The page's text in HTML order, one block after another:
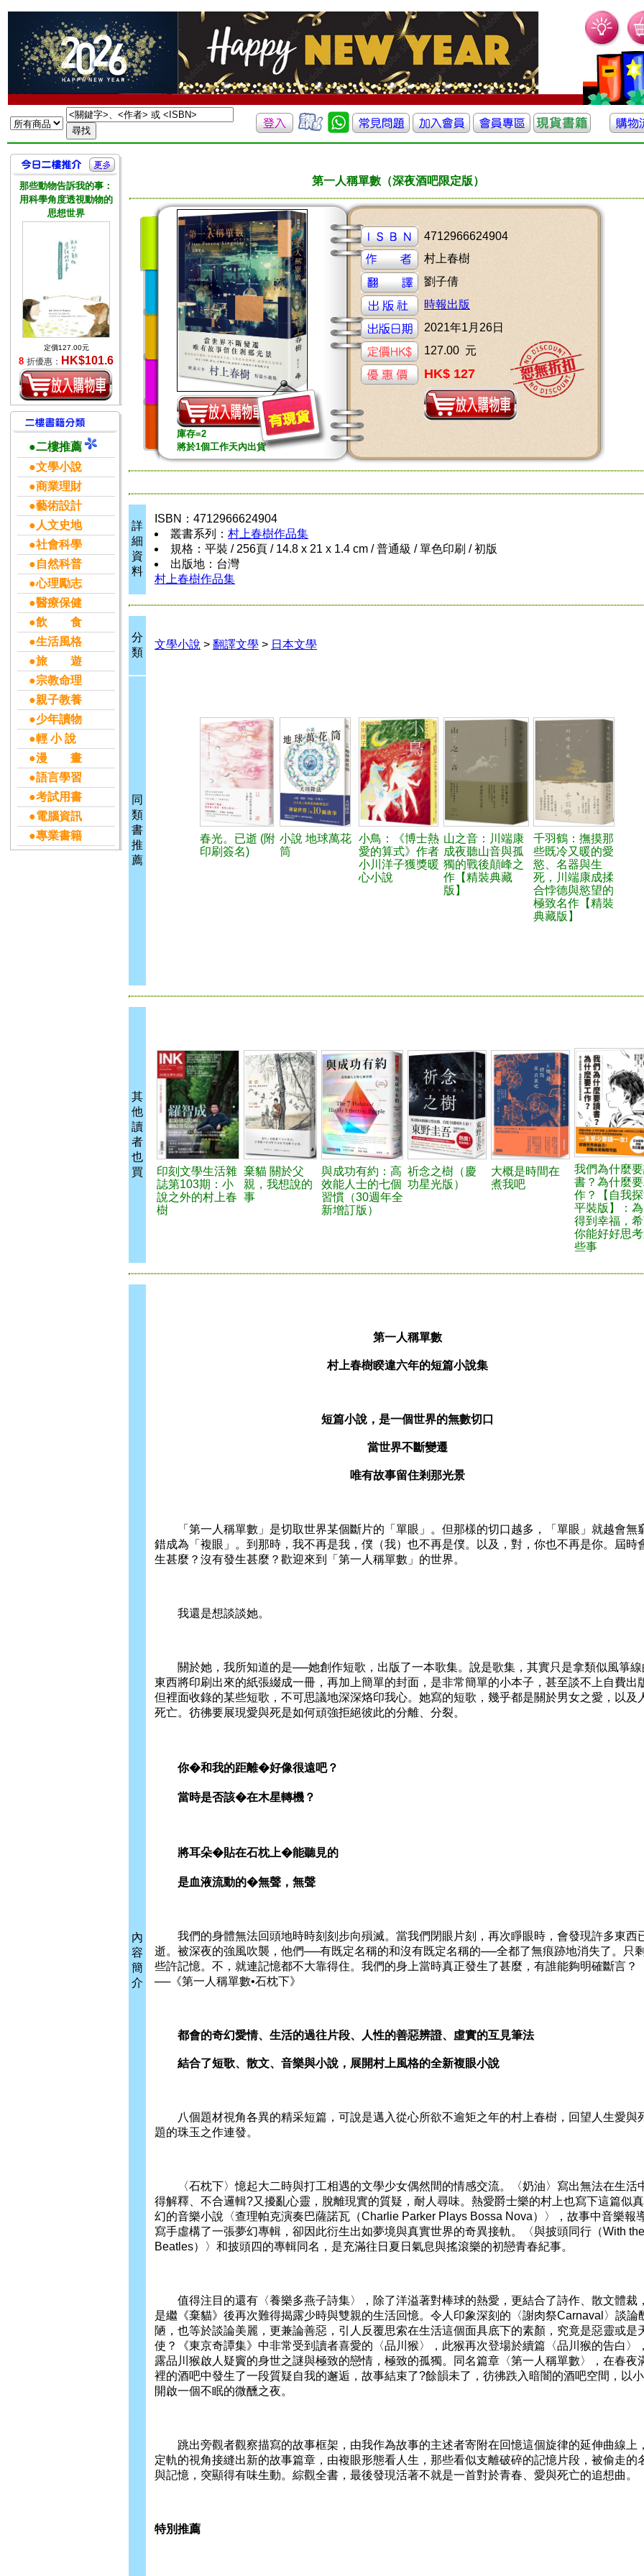
那些動物告訴我的事：
用科學角度透視動物的
思想世界
定價127.00元
8 折優惠： HK$101.6
●二樓推薦
●文學小說
●商業理財
●藝術設計
●人文史地
●社會科學
●自然科普
●心理勵志
●醫療保健
●飲 食
●生活風格
●旅 遊
●宗教命理
●親子教養
●少年讀物
●輕 小 說
●漫 畫
●語言學習
●考試用書
●電腦資訊
●專業書籍
第一人稱單數（深夜酒吧限定版）
庫存=2
將於1個工作天內出貨
4712966624904
村上春樹
劉子倩
時報出版
2021年1月26日
127.00 元
HK$ 127
詳
細
資
料
ISBN：4712966624904
叢書系列： 村上春樹作品集
規格：平裝 / 256頁 / 14.8 x 21 x 1.4 cm / 普通級 / 單色印刷 / 初版
出版地：台灣
村上春樹作品集
分
類
文學小說 > 翻譯文學 > 日本文學
同
類
書
推
薦
春光。已逝 (附
印刷簽名)
小說 地球萬花
筒
小鳥：《博士熱
愛的算式》作者
小川洋子獲獎暖
心小說
山之音：川端康
成夜聽山音與孤
獨的戰後顛峰之
作【精裝典藏
版】
千羽鶴：撫摸那
些既冷又暖的愛
慾、名器與生
死，川端康成揉
合悖德與慾望的
極致名作【精裝
典藏版】
其
他
讀
者
也
買
印刻文學生活雜
誌第103期：小
說之外的村上春
樹
棄貓 關於父
親，我想說的
事
與成功有約：高
效能人士的七個
習慣（30週年全
新增訂版）
祈念之樹（慶
功星光版）
大概是時間在
煮我吧
我們為什麼
書？為什麼
作？【自我
平裝版】：
得到幸福，
你能好好思
些事
內
容
簡
介
第一人稱單數
村上春樹睽違六年的短篇小說集
短篇小說，是一個世界的無數切口
當世界不斷變遷
唯有故事留住剎那光景
「第一人稱單數」是切取世界某個斷片的「單眼」。但那樣的切口越多，「單眼」就越會無
錯成為「複眼」。到那時，我不再是我，僕（我）也不再是僕。以及，對，你也不再是你。屆時
生甚麼？沒有發生甚麼？歡迎來到「第一人稱單數」的世界。
我還是想談談她。
關於她，我所知道的是──她創作短歌，出版了一本歌集。說是歌集，其實只是拿類似風箏線
東西將印刷出來的紙張綴成一冊，再加上簡單的封面，是非常簡單的小本子，甚至談不上自費出
但裡面收錄的某些短歌，不可思議地深深烙印我心。她寫的短歌，幾乎都是關於男女之愛，以及
死亡。彷彿要展現愛與死是如何頑強拒絕彼此的分離、分裂。
你�和我的距離�好像很遠吧？
當時是否該�在木星轉機？
將耳朵�貼在石枕上�能聽見的
是血液流動的�無聲，無聲
我們的身體無法回頭地時時刻刻步向殞滅。當我們閉眼片刻，再次睜眼時，會發現許多東西
逝。被深夜的強風吹襲，他們──有既定名稱的和沒有既定名稱的──全都了無痕跡地消失了。只
些許記憶。不，就連記憶都不大靠得住。我們的身上當時真正發生了甚麼，有誰能夠明確斷言？
──《第一人稱單數•石枕下》
都會的奇幻愛情、生活的過往片段、人性的善惡辨證、虛實的互見筆法
結合了短歌、散文、音樂與小說，展開村上風格的全新複眼小說
八個題材視角各異的精采短篇，可說是邁入從心所欲不逾矩之年的村上春樹，回望人生愛與
題的珠玉之作連發。
〈石枕下〉憶起大二時與打工相遇的文學少女偶然間的情感交流。〈奶油〉寫出無法在生活
得解釋、不合邏輯?又擾亂心靈，脫離現實的質疑，耐人尋味。熱愛爵士樂的村上也寫下這篇似
幻的音樂小說〈查理帕克演奏巴薩諾瓦（Charlie Parker Plays Bossa Nova）〉，故事中音樂報
寫手虛構了一張夢幻專輯，卻因此衍生出如夢境與真實世界的奇異接軌。〈與披頭同行（With the
Beatles）〉和披頭四的專輯同名，是充滿往日夏日氣息與搖滾樂的初戀青春紀事。
值得注目的還有〈養樂多燕子詩集〉，除了洋溢著對棒球的熱愛，更結合了詩作、散文體裁
是繼《棄貓》後再次難得揭露少時與雙親的生活回憶。令人印象深刻的〈謝肉祭Carnaval〉談論
陋，也等於談論美麗，更兼論善惡，引人反覆思索在生活這個面具底下的素顏，究竟是惡靈或是
使？《東京奇譚集》中非常受到讀者喜愛的〈品川猴〉，此猴再次登場於續篇〈品川猴的告白〉
露品川猴啟人疑竇的身世之謎與極致的戀情，極致的孤獨。同名篇章〈第一人稱單數〉，在春夜
裡的酒吧中發生了一段質疑自我的邂逅，故事結束了?餘韻未了，彷彿跌入暗闇的酒吧空間，以
開啟一個不眠的微醺之夜。
跳出旁觀者觀察描寫的故事框架，由我作為故事的主述者寄附在回憶這個旋律的延伸曲線上
定軌的視角接縫出新的故事篇章，由複眼形態看人生，那些看似支離破碎的記憶片段，被偷走的
與記憶，突顯得有味生動。綜觀全書，最後發現活著不就是一首對於青春、愛與死亡的追想曲。
特別推薦